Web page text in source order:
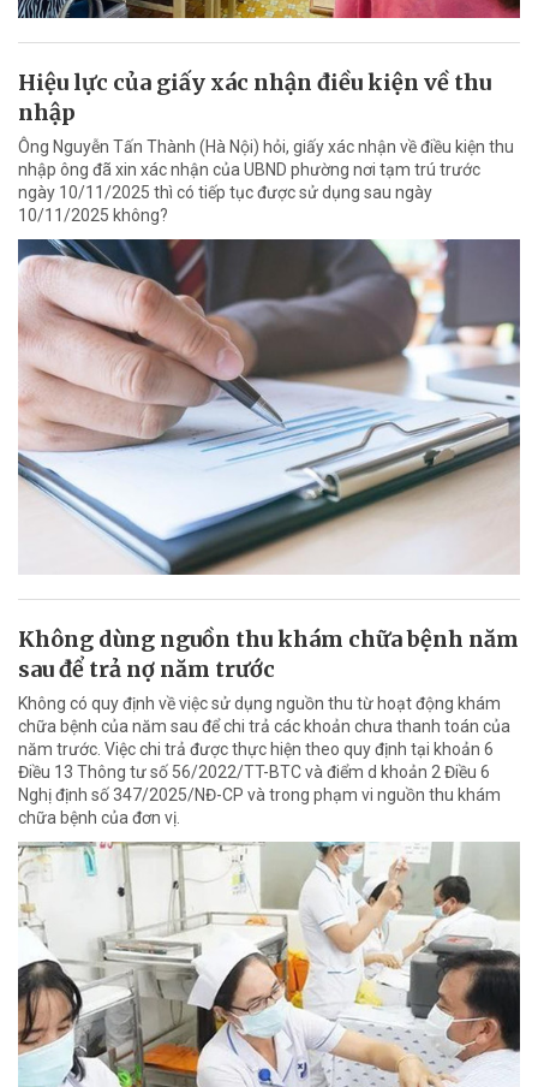
Hiệu lực của giấy xác nhận điều kiện về thu
nhập
Ông Nguyễn Tấn Thành (Hà Nội) hỏi, giấy xác nhận về điều kiện thu
nhập ông đã xin xác nhận của UBND phường nơi tạm trú trước
ngày 10/11/2025 thì có tiếp tục được sử dụng sau ngày
10/11/2025 không?
Không dùng nguồn thu khám chữa bệnh năm
sau để trả nợ năm trước
Không có quy định về việc sử dụng nguồn thu từ hoạt động khám
chữa bệnh của năm sau để chi trả các khoản chưa thanh toán của
năm trước. Việc chi trả được thực hiện theo quy định tại khoản 6
Điều 13 Thông tư số 56/2022/TT-BTC và điểm d khoản 2 Điều 6
Nghị định số 347/2025/NĐ-CP và trong phạm vi nguồn thu khám
chữa bệnh của đơn vị.